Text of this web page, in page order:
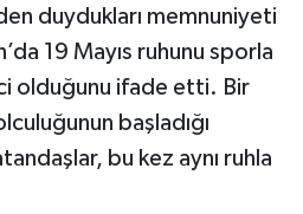
duydukları memnuniyeti
19 Mayıs ruhunu sporla
olduğunu ifade etti. Bir
başladığı
bu kez aynı ruhla